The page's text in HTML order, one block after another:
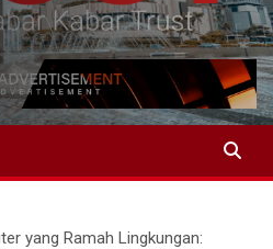
yang Ramah Lingkungan: